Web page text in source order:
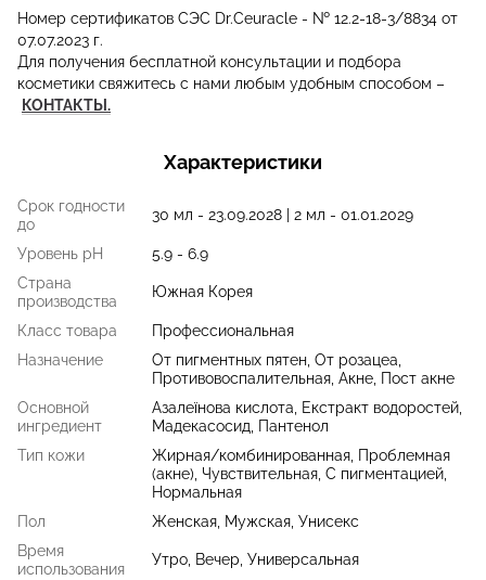
Номер сертификатов СЭС Dr.Ceuracle - № 12.2-18-3/8834 от
07.07.2023 г.
Для получения бесплатной консультации и подбора
косметики свяжитесь с нами любым удобным способом –
КОНТАКТЫ.
Характеристики
Срок годности
до
30 мл - 23.09.2028 | 2 мл - 01.01.2029
Уровень pH
5.9 - 6.9
Страна
производства
Южная Корея
Класс товара
Профессиональная
Назначение
От пигментных пятен, От розацеа,
Противовоспалительная, Акне, Пост акне
Основной
ингредиент
Азалеїнова кислота, Екстракт водоростей,
Мадекасосид, Пантенол
Тип кожи
Жирная/комбинированная, Проблемная
(акне), Чувствительная, С пигментацией,
Нормальная
Пол
Женская, Мужская, Унисекс
Время
использования
Утро, Вечер, Универсальная